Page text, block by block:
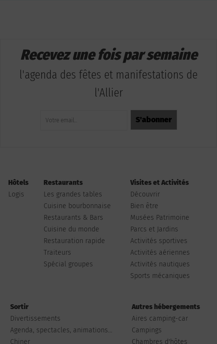
Recevez une fois par semaine
l'agenda des fêtes et manifestations de
l'Allier
Hôtels
Logis
Restaurants
Les grandes tables
Cuisine bourbonnaise
Restaurants & Bars
Cuisine du monde
Restauration rapide
Traiteurs
Spécial groupes
Visites et Activités
Découvrir
Bien être
Musées Patrimoine
Parcs et Jardins
Activités sportives
Activités aériennes
Activités nautiques
Sports mécaniques
Sortir
Divertissements
Agenda, spectacles, animations...
Chiner
Autres hébergements
Aires camping-car
Campings
Chambres d'hôtes